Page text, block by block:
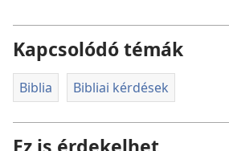
Kapcsolódó témák
Biblia Bibliai kérdések